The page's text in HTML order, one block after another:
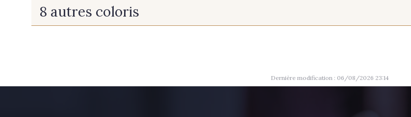
25 cm
8 autres coloris
Dernière modification : 06/08/2026 23:14